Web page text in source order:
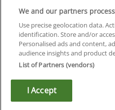
Aviso
Política de
Política de
Canal
We and our partners
Use precise geolocation data.
identification. Store and/or
Personalised ads and content,
audience insights and product
List of Partners (vendors)
I Accept